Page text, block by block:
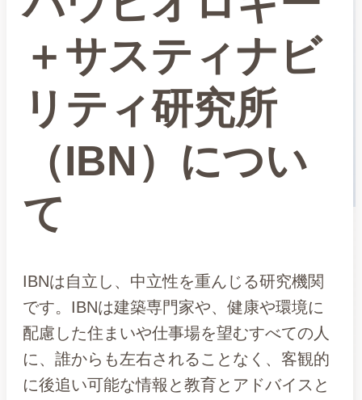
＋サスティナビ
リティ研究所
（IBN）につい
て
IBNは自立し、中立性を重んじる研究機関
です。IBNは建築専門家や、健康や環境に
配慮した住まいや仕事場を望むすべての人
に、誰からも左右されることなく、客観的
に後追い可能な情報と教育とアドバイスと